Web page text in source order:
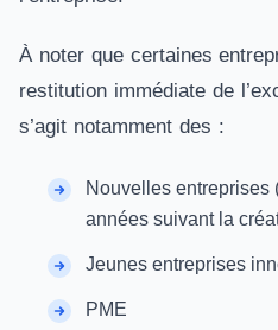
À noter que certaines
restitution immédiate de
s’agit notamment des :
Nouvelles entreprises
années suivant la
Jeunes entreprises
PME